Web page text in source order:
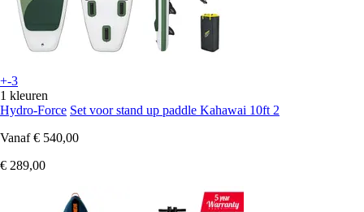
+-3
1 kleuren
Hydro-Force Set voor stand up paddle Kahawai 10ft 2
Vanaf € 540,00
€ 289,00